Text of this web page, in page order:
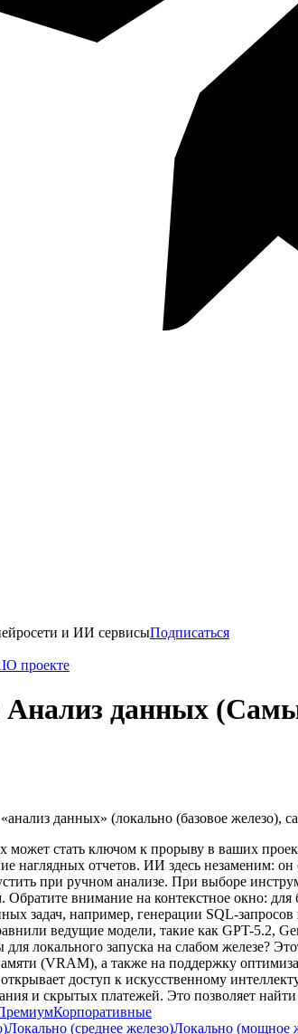
и ИИ сервисыПодписаться
О проекте
данных
данных» (локально (базовое
стать ключом к прорыву в ваших
наглядных отчетов. ИИ здесь
при ручном анализе. При выборе
внимание на контекстное окно:
задач, например, генерации SQL-
ведущие модели, такие как GPT-5.2,
локального запуска на слабом железе?
(VRAM), а также на поддержку
доступ к искусственному
и скрытых платежей. Это позволяет
Корпоративные
Локально (среднее железо)Локально (мощное